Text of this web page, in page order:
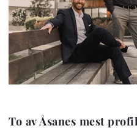
To av Åsanes mest